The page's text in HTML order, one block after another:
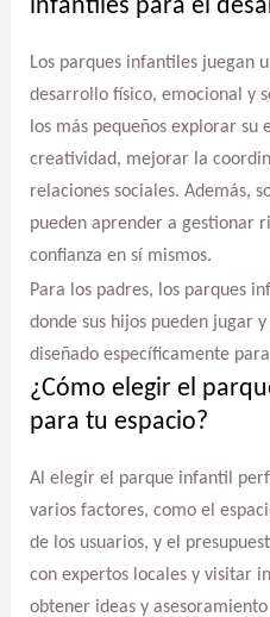
infantiles para el
Los parques infantiles juegan
desarrollo físico, emocional y
los más pequeños explorar
creatividad, mejorar la
relaciones sociales. Además,
pueden aprender a gestionar
confianza en sí mismos.
Para los padres, los parques
donde sus hijos pueden jugar
diseñado específicamente
¿Cómo elegir el
para tu espacio?
Al elegir el parque infantil
varios factores, como el
de los usuarios, y el
con expertos locales y visitar
obtener ideas y